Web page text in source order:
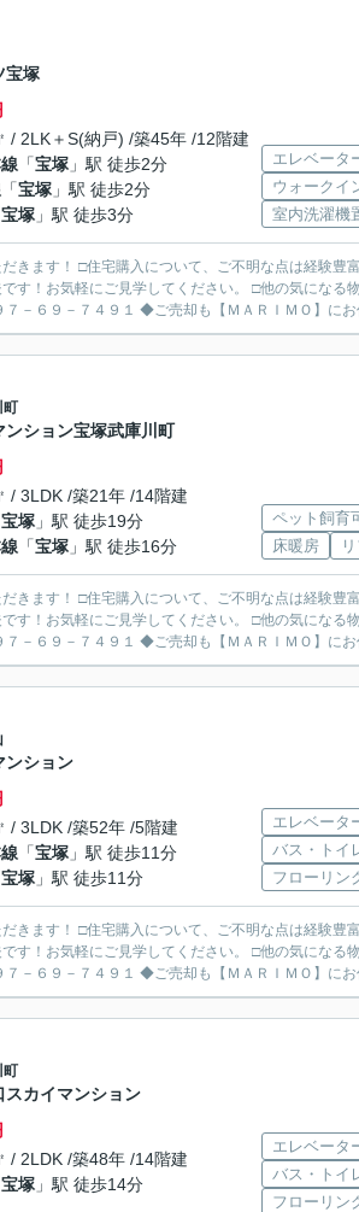
宝塚
/ 2LK＋S(納戸) /築45年 /12階建
「宝塚 」駅 徒歩2分
「宝塚 」駅 徒歩2分
宝塚 」駅 徒歩3分
エレベータ
ウォークイ
室内洗濯機
きます！ □住宅購入について、ご不明な点は経験豊
す！お気軽にご見学してください。 □他の気になる
わせてご紹介させていただきます！ ■ＴＥＬ ０７９７－６９－７４９１ ◆ご売却も
町
ンション宝塚武庫川町
/ 3LDK /築21年 /14階建
宝塚 」駅 徒歩19分
「宝塚 」駅 徒歩16分
ペット飼育
床暖房
きます！ □住宅購入について、ご不明な点は経験豊
す！お気軽にご見学してください。 □他の気になる
わせてご紹介させていただきます！ ■ＴＥＬ ０７９７－６９－７４９１ ◆ご売却も
ンション
/ 3LDK /築52年 /5階建
「宝塚 」駅 徒歩11分
宝塚 」駅 徒歩11分
エレベータ
バス・トイ
フローリン
きます！ □住宅購入について、ご不明な点は経験豊
す！お気軽にご見学してください。 □他の気になる
わせてご紹介させていただきます！ ■ＴＥＬ ０７９７－６９－７４９１ ◆ご売却も
町
スカイマンション
/ 2LDK /築48年 /14階建
宝塚 」駅 徒歩14分
エレベータ
バス・トイ
フローリン